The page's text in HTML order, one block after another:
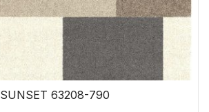
SUNSET 63208-790